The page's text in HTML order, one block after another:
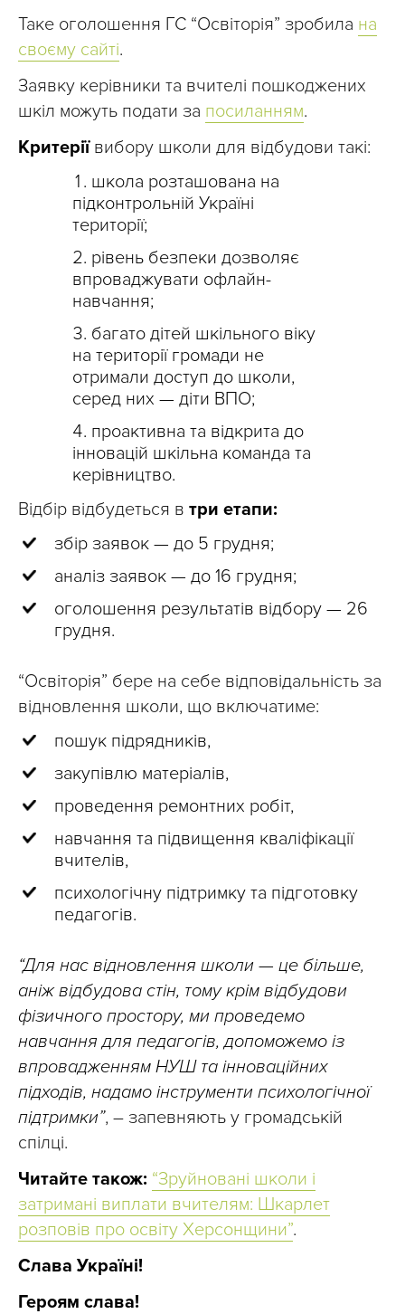
Таке оголошення ГС “Освіторія” зробила на
своєму сайті.
Заявку керівники та вчителі пошкоджених
шкіл можуть подати за посиланням.
Критерії вибору школи для відбудови такі:
школа розташована на
підконтрольній Україні
території;
рівень безпеки дозволяє
впроваджувати офлайн-
навчання;
багато дітей шкільного віку
на території громади не
отримали доступ до школи,
серед них — діти ВПО;
проактивна та відкрита до
інновацій шкільна команда та
керівництво.
Відбір відбудеться в три етапи:
збір заявок — до 5 грудня;
аналіз заявок — до 16 грудня;
оголошення результатів відбору — 26
грудня.
“Освіторія” бере на себе відповідальність за
відновлення школи, що включатиме:
пошук підрядників,
закупівлю матеріалів,
проведення ремонтних робіт,
навчання та підвищення кваліфікації
вчителів,
психологічну підтримку та підготовку
педагогів.
“Для нас відновлення школи — це більше,
аніж відбудова стін, тому крім відбудови
фізичного простору, ми проведемо
навчання для педагогів, допоможемо із
впровадженням НУШ та інноваційних
підходів, надамо інструменти психологічної
підтримки”, – запевняють у громадській
спілці.
Читайте також: “Зруйновані школи і
затримані виплати вчителям: Шкарлет
розповів про освіту Херсонщини”.
Слава Україні!
Героям слава!